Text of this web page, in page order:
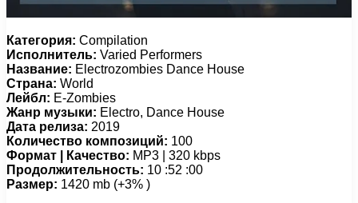
Категория: Compilation
Исполнитель: Varied Performers
Название: Electrozombies Dance House
Страна: World
Лейбл: E-Zombies
Жанр музыки: Electro, Dance House
Дата релиза: 2019
Количество композиций: 100
Формат | Качество: MP3 | 320 kbps
Продолжительность: 10 :52 :00
Размер: 1420 mb (+3% )